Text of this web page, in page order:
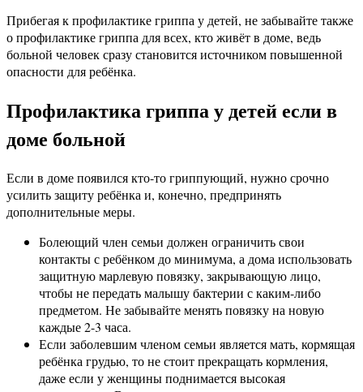
Прибегая к профилактике гриппа у детей, не забывайте также
о профилактике гриппа для всех, кто живёт в доме, ведь
больной человек сразу становится источником повышенной
опасности для ребёнка.
Профилактика гриппа у детей если в
доме больной
Если в доме появился кто-то гриппующий, нужно срочно
усилить защиту ребёнка и, конечно, предпринять
дополнительные меры.
Болеющий член семьи должен ограничить свои
контакты с ребёнком до минимума, а дома использовать
защитную марлевую повязку, закрывающую лицо,
чтобы не передать малышу бактерии с каким-либо
предметом. Не забывайте менять повязку на новую
каждые 2-3 часа.
Если заболевшим членом семьи является мать, кормящая
ребёнка грудью, то не стоит прекращать кормления,
даже если у женщины поднимается высокая